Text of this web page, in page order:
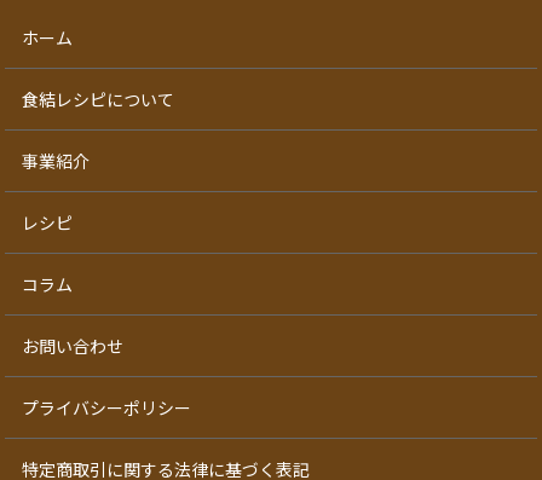
ホーム
食結レシピについて
事業紹介
レシピ
コラム
お問い合わせ
プライバシーポリシー
特定商取引に関する法律に基づく表記